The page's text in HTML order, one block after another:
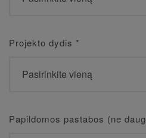
Projekto dydis *
Papildomos pastabos (ne